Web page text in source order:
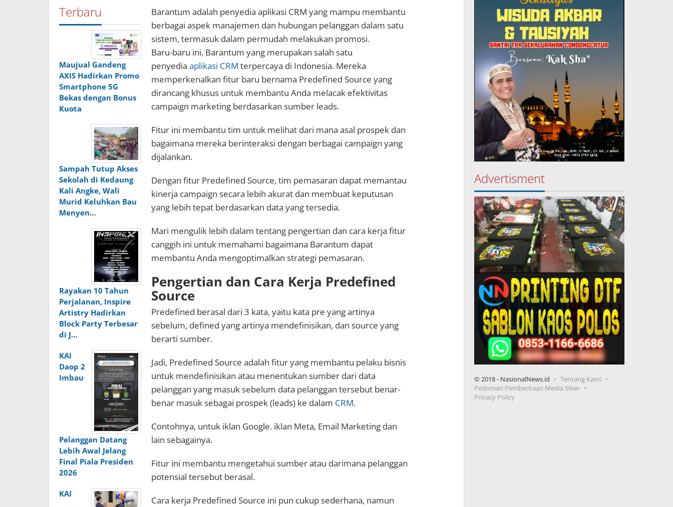
Terbaru
Maujual Gandeng
AXIS Hadirkan Promo
Smartphone 5G
Bekas dengan Bonus
Kuota
Sampah Tutup Akses
Sekolah di Kedaung
Kali Angke, Wali
Murid Keluhkan Bau
Menyen…
Rayakan 10 Tahun
Perjalanan, Inspire
Artistry Hadirkan
Block Party Terbesar
di J…
KAI
Daop 2
Imbau
Pelanggan Datang
Lebih Awal Jelang
Final Piala Presiden
2026
KAI
Barantum adalah penyedia aplikasi CRM yang mampu membantu
berbagai aspek manajemen dan hubungan pelanggan dalam satu
sistem, termasuk dalam permudah melakukan promosi.
Baru-baru ini, Barantum yang merupakan salah satu
penyedia aplikasi CRM terpercaya di Indonesia. Mereka
memperkenalkan fitur baru bernama Predefined Source yang
dirancang khusus untuk membantu Anda melacak efektivitas
campaign marketing berdasarkan sumber leads.
Fitur ini membantu tim untuk melihat dari mana asal prospek dan
bagaimana mereka berinteraksi dengan berbagai campaign yang
dijalankan.
Dengan fitur Predefined Source, tim pemasaran dapat memantau
kinerja campaign secara lebih akurat dan membuat keputusan
yang lebih tepat berdasarkan data yang tersedia.
Mari mengulik lebih dalam tentang pengertian dan cara kerja fitur
canggih ini untuk memahami bagaimana Barantum dapat
membantu Anda mengoptimalkan strategi pemasaran.
Pengertian dan Cara Kerja Predefined
Source
Predefined berasal dari 3 kata, yaitu kata pre yang artinya
sebelum, defined yang artinya mendefinisikan, dan source yang
berarti sumber.
Jadi, Predefined Source adalah fitur yang membantu pelaku bisnis
untuk mendefinisikan atau menentukan sumber dari data
pelanggan yang masuk sebelum data pelanggan tersebut benar-
benar masuk sebagai prospek (leads) ke dalam CRM.
Contohnya, untuk iklan Google. iklan Meta, Email Marketing dan
lain sebagainya.
Fitur ini membantu mengetahui sumber atau darimana pelanggan
potensial tersebut berasal.
Cara kerja Predefined Source ini pun cukup sederhana, namun
Advertisment
© 2018 - NasionalNews.id
Tentang Kami
Pedoman Pemberitaan Media Siber
Privacy Policy